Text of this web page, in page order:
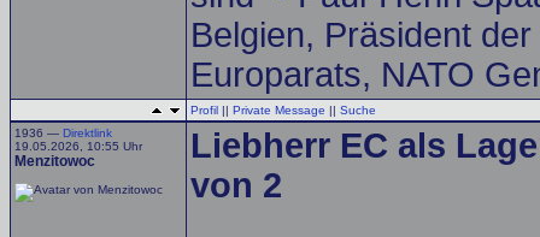
Belgien, Präsident
Europarats, NATO
Profil || Private Message || Suche
1936 — Direktlink
19.05.2026, 10:55 Uhr
Menzitowoc
Liebherr EC als
von 2